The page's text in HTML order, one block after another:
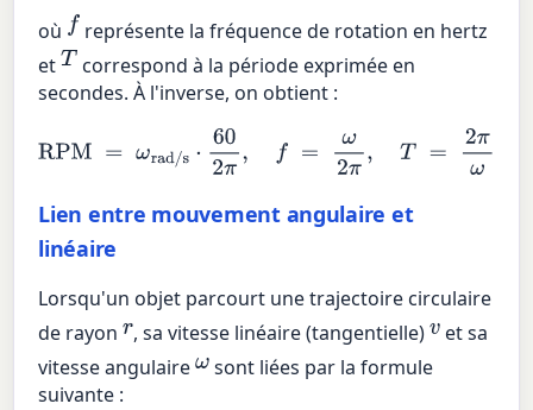
où f représente la fréquence de rotation en hertz
etT correspond à la période exprimée en
secondes. À l'inverse, on obtient :
RPM
rad/s⋅ π, π,T ω
Lien entre mouvement angulaire et
linéaire
Lorsqu'un objet parcourt une trajectoire circulaire
de rayonr, sa vitesse linéaire (tangentielle)v et sa
vitesse angulaireωsont liées par la formule
suivante :